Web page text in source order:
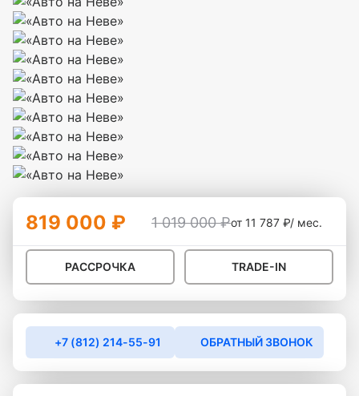
819 000 ₽ 1 019 000 ₽от 11 787 ₽/ мес.
РАССРОЧКА TRADE-IN
+7 (812) 214-55-91 ОБРАТНЫЙ ЗВОНОК